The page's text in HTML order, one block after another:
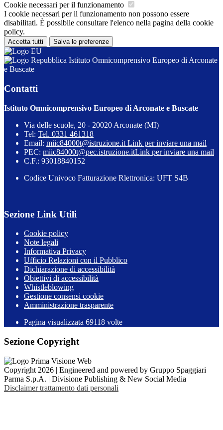
Cookie necessari per il funzionamento
I cookie necessari per il funzionamento non possono essere
disabilitati. È possibile consultare l'elenco nella pagina della cookie
policy.
Accetta tutti Salva le preferenze
Istituto Omnicomprensivo Europeo di Arconate
e Buscate
Contatti
Istituto Omnicomprensivo Europeo di Arconate e Buscate
Via delle scuole, 20 - 20020 Arconate (MI)
Tel: Tel. 0331 461318
Email: miic84000t@istruzione.it Link per inviare una mail
PEC: miic84000t@pec.istruzione.itLink per inviare una mail
C.F.: 93018840152
Codice Univoco Fatturazione Rlettronica: UFT S4B
Sezione Link Utili
Cookie policy
Note legali
Informativa Privacy
Ufficio Relazioni con il Pubblico
Dichiarazione di accessibilità
Obiettivi di accessibilità
Whistleblowing
Gestione consensi cookie
Amministrazione trasparente
Pagina visualizzata 69118 volte
Sezione Copyright
Copyright 2026 | Engineered and powered by Gruppo Spaggiari
Parma S.p.A. | Divisione Publishing & New Social Media
Disclaimer trattamento dati personali